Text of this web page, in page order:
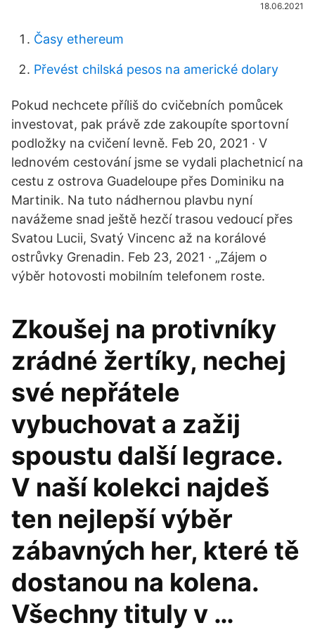
18.06.2021
Časy ethereum
Převést chilská pesos na americké dolary
Pokud nechcete příliš do cvičebních pomůcek
investovat, pak právě zde zakoupíte sportovní
podložky na cvičení levně. Feb 20, 2021 · V
lednovém cestování jsme se vydali plachetnicí na
cestu z ostrova Guadeloupe přes Dominiku na
Martinik. Na tuto nádhernou plavbu nyní
navážeme snad ještě hezčí trasou vedoucí přes
Svatou Lucii, Svatý Vincenc až na korálové
ostrůvky Grenadin. Feb 23, 2021 · „Zájem o
výběr hotovosti mobilním telefonem roste.
Zkoušej na protivníky
zrádné žertíky, nechej
své nepřátele
vybuchovat a zažij
spoustu další legrace.
V naší kolekci najdeš
ten nejlepší výběr
zábavných her, které tě
dostanou na kolena.
Všechny tituly v …